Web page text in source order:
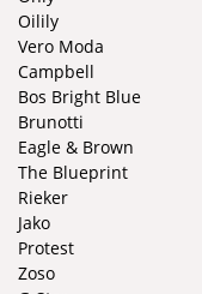
Oilily
Vero Moda
Campbell
Bos Bright Blue
Brunotti
Eagle & Brown
The Blueprint
Rieker
Jako
Protest
Zoso